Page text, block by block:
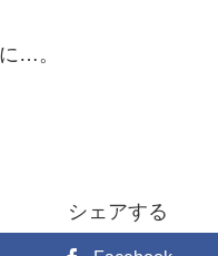
…。
シェアする